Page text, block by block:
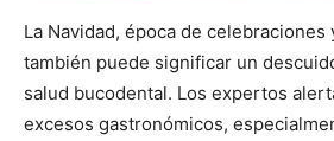
La Navidad, época de
también puede significar un
salud bucodental. Los expertos
excesos gastronómicos,